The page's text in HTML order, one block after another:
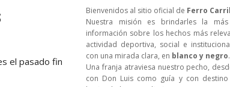
el pasado fin
Bienvenidos al sitio oficial de Ferro
Nuestra misión es brindarles la más
información sobre los hechos más
actividad deportiva, social e
con una mirada clara, en blanco y negro.
Una franja atraviesa nuestro pecho,
con Don Luis como guía y con